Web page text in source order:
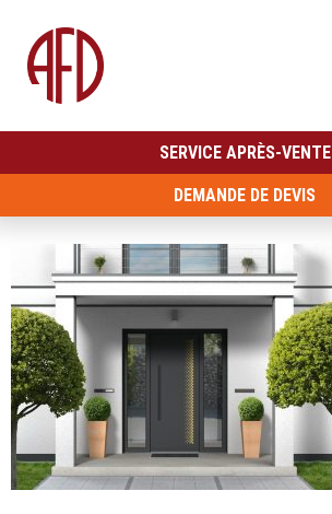
SERVICE APRÈS-VENTE
DEMANDE DE DEVIS